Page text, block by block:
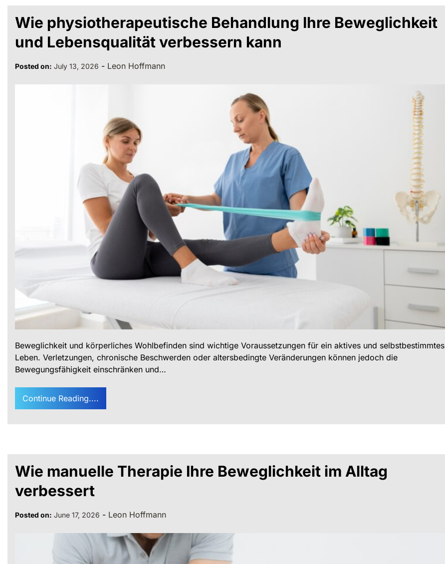
Wie physiotherapeutische Behandlung Ihre Beweglichkeit
und Lebensqualität verbessern kann
Posted on: July 13, 2026 - Leon Hoffmann
Beweglichkeit und körperliches Wohlbefinden sind wichtige Voraussetzungen für ein aktives und selbstbestimmtes
Leben. Verletzungen, chronische Beschwerden oder altersbedingte Veränderungen können jedoch die
Bewegungsfähigkeit einschränken und…
Continue Reading....
Wie manuelle Therapie Ihre Beweglichkeit im Alltag
verbessert
Posted on: June 17, 2026 - Leon Hoffmann